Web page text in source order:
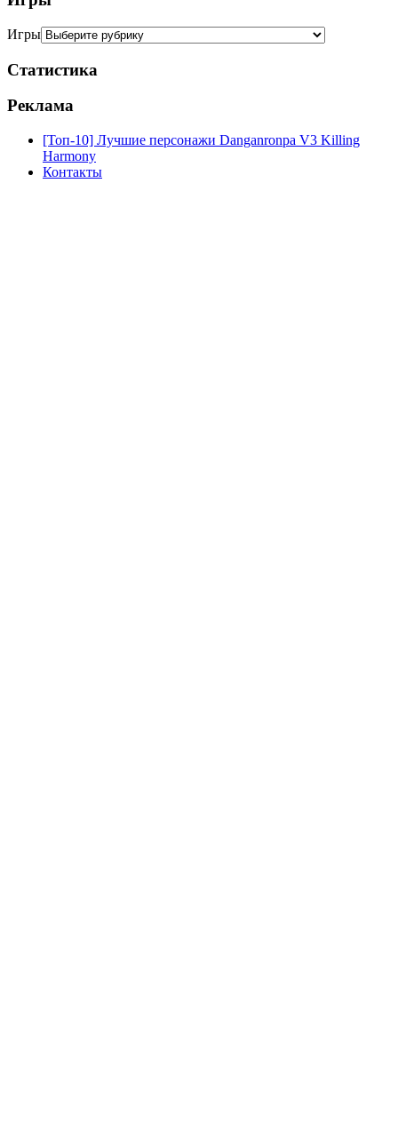
Игры
Статистика
Реклама
[Топ-10] Лучшие персонажи Danganronpa V3 Killing
Harmony
Контакты